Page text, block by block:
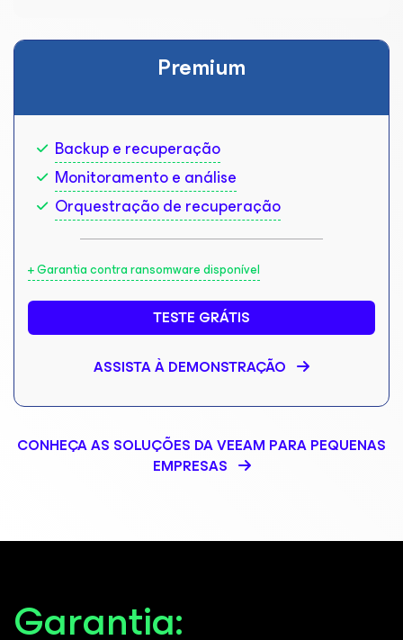
Premium
Backup e recuperação
Monitoramento e análise
Orquestração de recuperação
+ Garantia contra ransomware disponível
TESTE GRÁTIS
ASSISTA À DEMONSTRAÇÃO
CONHEÇA AS SOLUÇÕES DA VEEAM PARA PEQUENAS
EMPRESAS
Garantia: